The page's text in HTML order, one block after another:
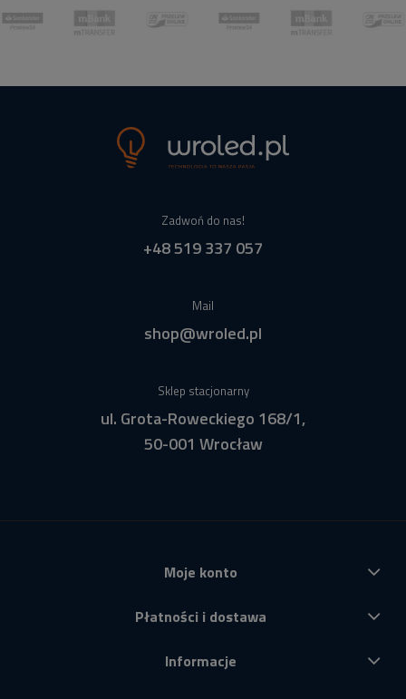
Zadwoń do nas!
+48 519 337 057
Mail
shop@wroled.pl
Sklep stacjonarny
ul. Grota-Roweckiego 168/1,
50-001 Wrocław
Moje konto
Płatności i dostawa
Informacje